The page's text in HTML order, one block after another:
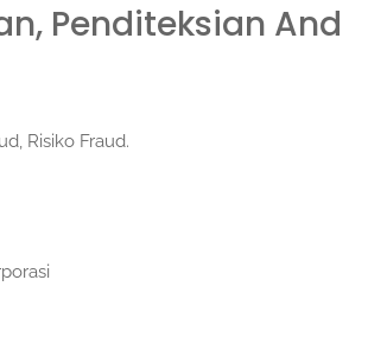
Penditeksian And
Risiko Fraud.